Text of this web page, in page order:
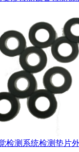
检测系统检测垫片